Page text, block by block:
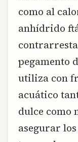
como al
anhídrido
pegamento
utiliza con
acuático
dulce como
asegurar